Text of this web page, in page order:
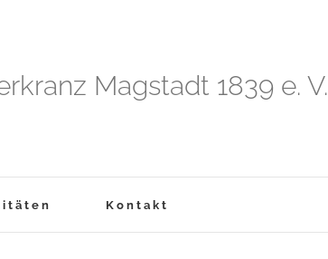
Magstadt 1839 e. V.
Kontakt